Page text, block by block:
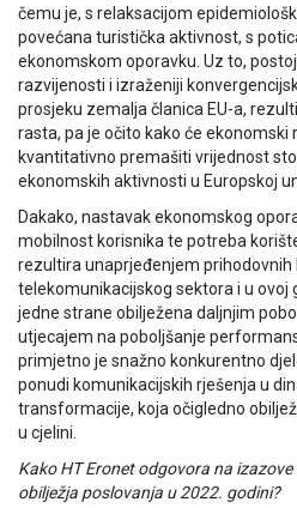
čemu je, s relaksacijom
povećana turistička aktivnost, s
ekonomskom oporavku. Uz to,
razvijenosti i izraženiji
prosjeku zemalja članica EU-a,
rasta, pa je očito kako će ekonomski
kvantitativno premašiti vrijednost
ekonomskih aktivnosti u Europskoj
Dakako, nastavak ekonomskog
mobilnost korisnika te potreba
rezultira unaprjeđenjem prihodovnih
telekomunikacijskog sektora i u ovoj
jedne strane obilježena daljnjim
utjecajem na poboljšanje
primjetno je snažno konkurentno
ponudi komunikacijskih rješenja u
transformacije, koja očigledno
u cjelini.
Kako HT Eronet odgovora na
obilježja poslovanja u 2022. godini?